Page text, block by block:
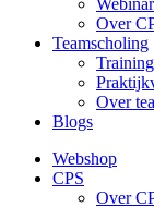
Over
Teamscholing
Over
Blogs
Webshop
CPS
Over